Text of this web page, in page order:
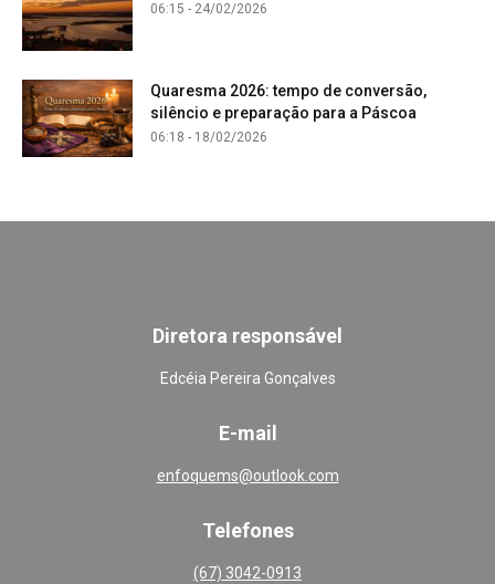
06:15 - 24/02/2026
Quaresma 2026: tempo de conversão,
silêncio e preparação para a Páscoa
06:18 - 18/02/2026
Diretora responsável
Edcéia Pereira Gonçalves
E-mail
enfoquems@outlook.com
Telefones
(67) 3042-0913